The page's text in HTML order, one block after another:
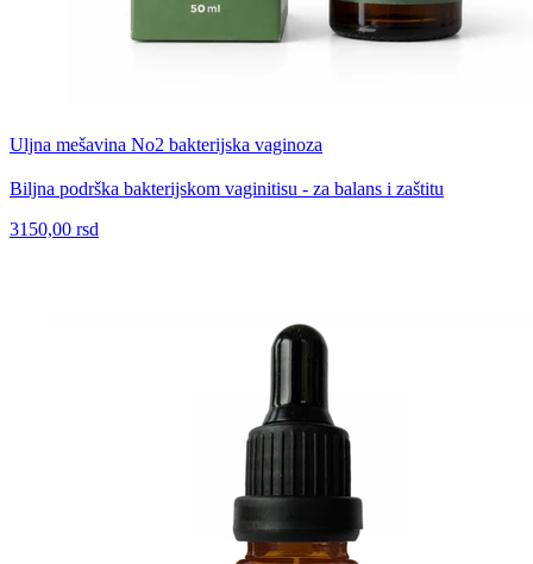
Uljna mešavina No2 bakterijska vaginoza
Biljna podrška bakterijskom vaginitisu - za balans i zaštitu
3150,00 rsd